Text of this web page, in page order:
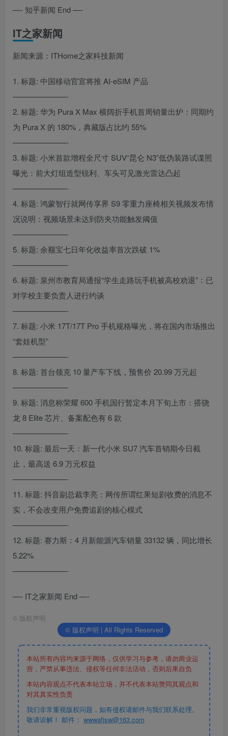
—- 知乎新闻 End —-
IT之家新闻
新闻来源：ITHome之家科技新闻
1. 标题: 中国移动官宣将推 AI-eSIM 产品
———————-
2. 标题: 华为 Pura X Max 横阔折手机首周销量出炉：同期约
为 Pura X 的 180%，典藏版占比约 55%
———————-
3. 标题: 小米首款增程全尺寸 SUV“昆仑 N3”低伪装路试谍照
曝光：前大灯组造型锐利、车头可见激光雷达凸起
———————-
4. 标题: 鸿蒙智行就网传享界 S9 零重力座椅相关视频发布情
况说明：视频场景未达到防夹功能触发阈值
———————-
5. 标题: 余额宝七日年化收益率首次跌破 1%
———————-
6. 标题: 泉州市教育局通报“学生走路玩手机被高校劝退”：已
对学校主要负责人进行约谈
———————-
7. 标题: 小米 17T/17T Pro 手机规格曝光，将在国内市场推出
“套娃机型”
———————-
8. 标题: 首台领克 10 量产车下线，预售价 20.99 万元起
———————-
9. 标题: 消息称荣耀 600 手机国行暂定本月下旬上市：搭骁
龙 8 Elite 芯片、备案配色有 6 款
———————-
10. 标题: 最后一天：新一代小米 SU7 汽车首销期今日截
止，最高送 6.9 万元权益
———————-
11. 标题: 抖音副总裁李亮：网传所谓红果短剧收费的消息不
实，不会改变用户免费追剧的核心模式
———————-
12. 标题: 赛力斯：4 月新能源汽车销量 33132 辆，同比增长
5.22%
———————-
—- IT之家新闻 End —-
© 版权声明
© 版权声明 | All Rights Reserved
本站所有内容均来源于网络，仅供学习与参考，请勿商业运
营，严禁从事违法、侵权等任何非法活动，否则后果自负
本站内容观点不代表本站立场，并不代表本站赞同其观点和
对其真实性负责
我们非常重视版权问题，如有侵权请邮件与我们联系处理。
敬请谅解！ 邮件： wwwafjsw@163.com